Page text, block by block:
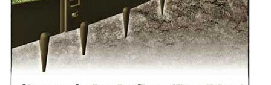
Hřbitovní kaple rodiny Fiedler na hřbitově v
Teplicích nad Metují
Kenotaf Franze Ruseho na hřbitově v
Teplicích nad Metují